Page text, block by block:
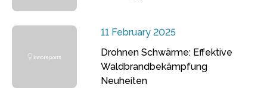
11 February 2025
Drohnen Schwärme: Effektive
Waldbrandbekämpfung
Neuheiten